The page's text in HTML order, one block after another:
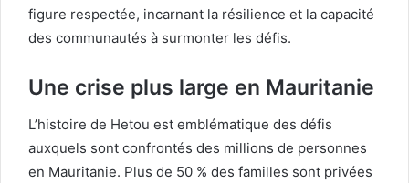
figure respectée, incarnant la résilience et la capacité
des communautés à surmonter les défis.
Une crise plus large en Mauritanie
L’histoire de Hetou est emblématique des défis
auxquels sont confrontés des millions de personnes
en Mauritanie. Plus de 50 % des familles sont privées